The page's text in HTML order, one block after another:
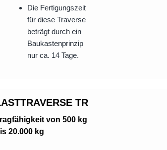
Die Fertigungszeit
für diese Traverse
beträgt durch ein
Baukastenprinzip
nur ca. 14 Tage.
TR
von 500 kg
20.000 kg